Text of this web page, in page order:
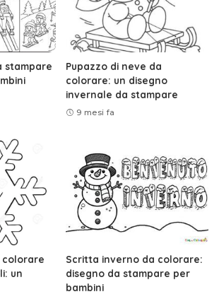
stampare
Pupazzo di neve da
colorare: un disegno
invernale da stampare
9 mesi fa
colorare
un
Scritta inverno da colorare:
disegno da stampare per
bambini